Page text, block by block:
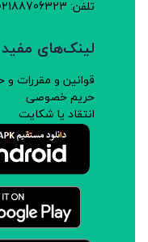
تلفن: 02188706323
لینک‌های مفید
قوانین و مقررات
حریم خصوصی
انتقاد یا شکایت